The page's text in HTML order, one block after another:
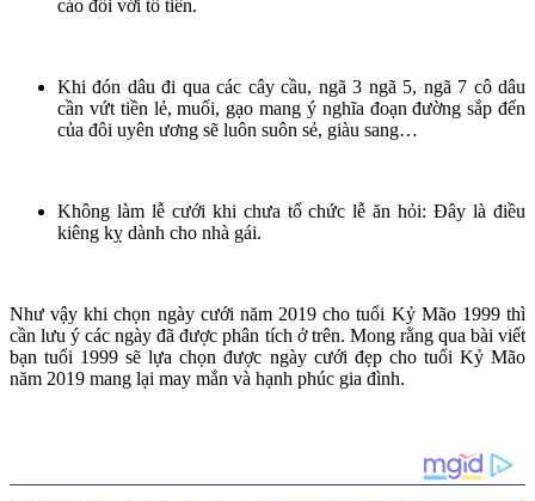
cáo đối với tổ tiên.
Khi đón dâu đi qua các cây cầu, ngã 3 ngã 5, ngã 7 cô dâu
cần vứt tiền lẻ, muối, gạo mang ý nghĩa đoạn đường sắp đến
của đôi uyên ương sẽ luôn suôn sẻ, giàu sang…
Không làm lễ cưới khi chưa tổ chức lễ ăn hỏi: Đây là điều
kiêng kỵ dành cho nhà gái.
Như vậy khi chọn ngày cưới năm 2019 cho tuổi Kỷ Mão 1999 thì
cần lưu ý các ngày đã được phân tích ở trên. Mong rằng qua bài viết
bạn tuổi 1999 sẽ lựa chọn được ngày cưới đẹp cho tuổi Kỷ Mão
năm 2019 mang lại may mắn và hạnh phúc gia đình.